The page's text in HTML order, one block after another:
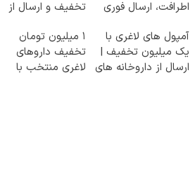
اطرافت، ارسال فوری
تخفیف و ارسال از
آمپول های لاغری با
یک میلیون تخفیف |
ارسال از داروخانه های
۱ میلیون تومان
تخفیف داروهای
لاغری منتخب با